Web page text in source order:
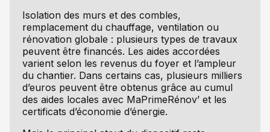
Isolation des murs et des combles,
remplacement du chauffage, ventilation ou
rénovation globale : plusieurs types de travaux
peuvent être financés. Les aides accordées
varient selon les revenus du foyer et l’ampleur
du chantier. Dans certains cas, plusieurs milliers
d’euros peuvent être obtenus grâce au cumul
des aides locales avec MaPrimeRénov’ et les
certificats d’économie d’énergie.